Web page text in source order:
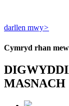
darllen mwy>
Cymryd rhan
MASNACH